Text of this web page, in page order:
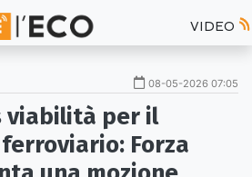
VIDEO
08-05-2026 07:05
viabilità per il
Forza